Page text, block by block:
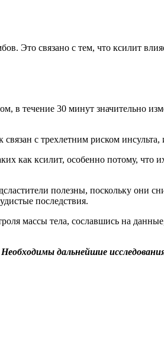
Это связано с тем, что ксилит
в течение 30 минут значительно
с трехлетним риском
как ксилит, особенно потому, что
полезны, поскольку они
последствия.
массы тела, сославшись на
дальнейшие